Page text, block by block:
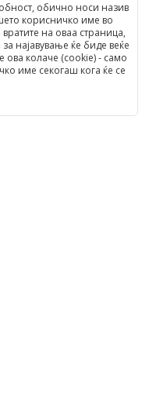
обично носи назив
корисничко име во
на оваа страница,
најавување ќе биде веќе
ова колаче (cookie) - само
име секогаш кога ќе се